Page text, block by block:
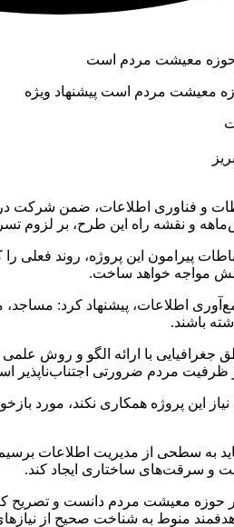
معیشت مردم است پیشنهاد ویژه
نقشه راه این طرح، بر لزوم
پیرامون این پروژه، روند
مواجه خواهد ساخت.
اطلاعات، پیشنهاد کرد:
باشند.
با ارائه الگو و روش
مردم ضرورتی اجتناب‌ناپذیر
این پروژه همکاری نکند،
سطحی از مدیریت اطلاعات برسیم
و سرقت‌های ساختاری ایجاد کند.
معیشت مردم دانست و تصریح
منوط به شناخت صحیح از